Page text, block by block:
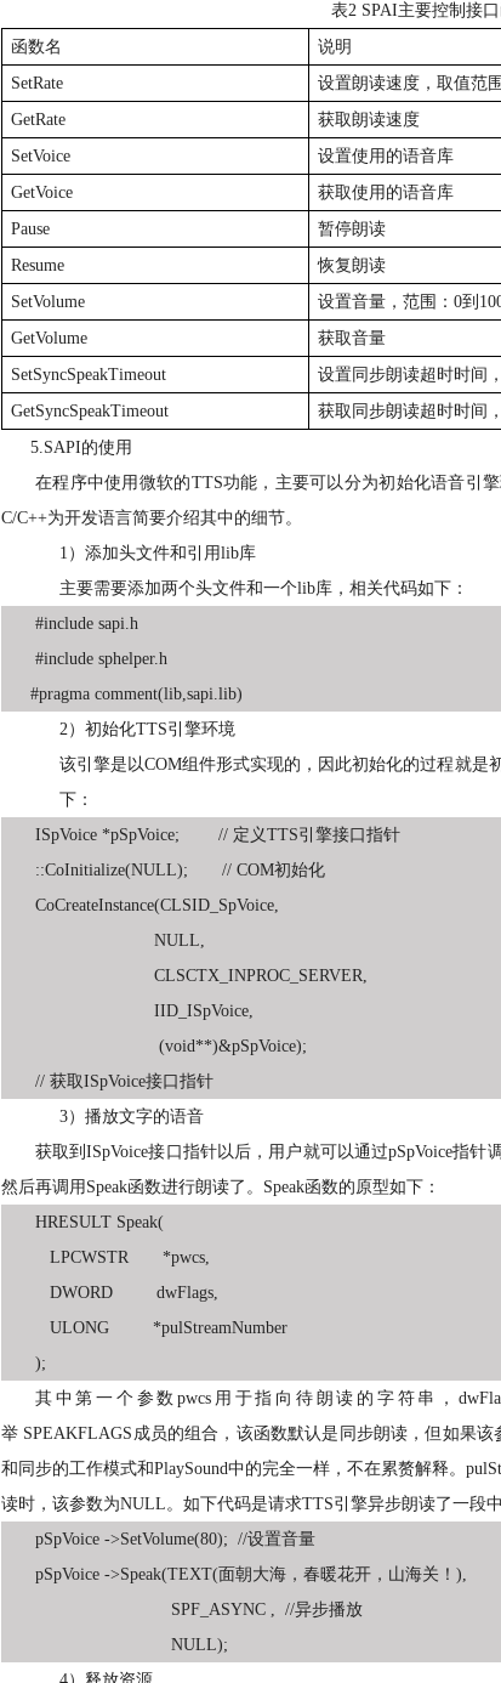
表2 SPAI主要控制接
函数名
说明
SetRate
设置朗读速度，取值范围
GetRate
获取朗读速度
SetVoice
设置使用的语音库
GetVoice
获取使用的语音库
Pause
暂停朗读
Resume
恢复朗读
SetVolume
设置音量，范围： 0到
GetVolume
获取音量
SetSyncSpeakTimeout
设置同步朗读超时时间
GetSyncSpeakTimeout
获取同步朗读超时时间
5.SAPI的使用
在程序中使用微软的TTS功能，主要可以分为初始化语音引
C/C++为开发语言简要介绍其中的细节。
1） 添加头文件和引用lib库
主要需要添加两个头文件和一个lib库，相关代码如下：
#include sapi.h
#include sphelper.h
#pragma comment(lib,sapi.lib)
2） 初始化TTS引擎环境
该引擎是以COM组件形式实现的，因此初始化的过程就是
下：
ISpVoice *pSpVoice; // 定义TTS引擎接口指针
::CoInitialize(NULL); // COM初始化
CoCreateInstance(CLSID_SpVoice,
NULL,
CLSCTX_INPROC_SERVER,
IID_ISpVoice,
(void**)&pSpVoice);
// 获取ISpVoice接口指针
3） 播放文字的语音
获取到ISpVoice接口指针以后，用户就可以通过pSpVoice指针
然后再调用 Speak函数进行朗读了。 Speak函数的原型如下：
HRESULT Speak(
LPCWSTR *pwcs,
DWORD dwFlags,
ULONG *pulStreamNumber
);
其中第一个参数pwcs 用于指向待朗读的字符串，
举 SPEAKFLAGS 成员的组合，该函数默认是同步朗读，但如果该
和同步的工作模式和PlaySound中的完全一样，不在累赘解释。
读时，该参数为NULL。如下代码是请求TTS引擎异步朗读了一段
pSpVoice ->SetVolume(80); //设置音量
pSpVoice ->Speak(TEXT(面朝大海，春暖花开，山海关！ ),
SPF_ASYNC , //异步播放
NULL);